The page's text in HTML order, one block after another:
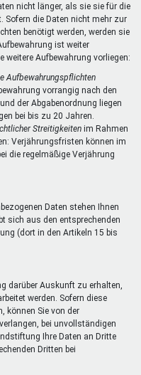
nicht länger, als sie sie für die
Sofern die Daten nicht mehr zur
benötigt werden, werden sie
ist weiter
weitere Aufbewahrung vorliegen:
Aufbewahrungspflichten
vorrangig nach den
der Abgabenordnung liegen
bei bis zu 20 Jahren.
Streitigkeiten im Rahmen
Verjährungsfristen können im
die regelmäßige Verjährung
Daten stehen Ihnen
sich aus den entsprechenden
(dort in den Artikeln 15 bis
darüber Auskunft zu erhalten,
werden. Sofern diese
können Sie von der
bei unvollständigen
Ihre Daten an Dritte
Dritten bei